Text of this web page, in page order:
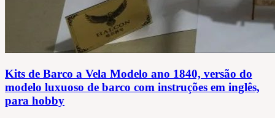
Kits de Barco a Vela Modelo ano 1840, versão do
modelo luxuoso de barco com instruções em inglês,
para hobby